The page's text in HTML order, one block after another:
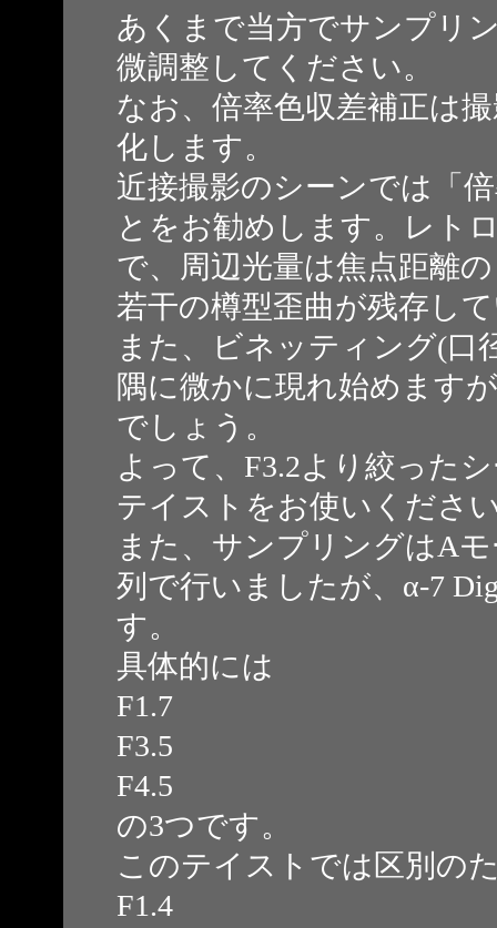
あくまで当方でサンプリ
微調整してください。
なお、倍率色収差補正は
化します。
近接撮影のシーンでは「
とをお勧めします。レト
で、周辺光量は焦点距離
若干の樽型歪曲が残存し
また、ビネッティング(口
隅に微かに現れ始めます
でしょう。
よって、F3.2より絞った
テイストをお使いくださ
また、サンプリングはA
列で行いましたが、α-7
す。
具体的には
F1.7
F3.5
F4.5
の3つです。
このテイストでは区別の
F1.4